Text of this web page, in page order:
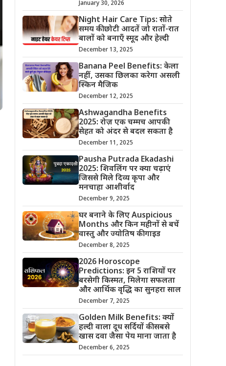
January 30, 2026
Night Hair Care Tips: सोते
समय की छोटी आदतें जो रातों-रात
बालों को बनाएँ स्मूद और हेल्दी
December 13, 2025
Banana Peel Benefits: केला
नहीं, उसका छिलका करेगा असली
स्किन मैजिक
December 12, 2025
Ashwagandha Benefits
2025: रोज़ एक चम्मच आपकी
सेहत को अंदर से बदल सकता है
December 11, 2025
Pausha Putrada Ekadashi
2025: शिवलिंग पर क्या चढ़ाएं
जिससे मिले दिव्य कृपा और
मनचाहा आशीर्वाद
December 9, 2025
घर बनाने के लिए Auspicious
Months और किन महीनों से बचें
वास्तु और ज्योतिष की गाइड
December 8, 2025
2026 Horoscope
Predictions: इन 5 राशियों पर
बरसेगी किस्मत, मिलेगा सफलता
और आर्थिक वृद्धि का सुनहरा साल
December 7, 2025
Golden Milk Benefits: क्यों
हल्दी वाला दूध सर्दियों की सबसे
खास दवा जैसा पेय माना जाता है
December 6, 2025